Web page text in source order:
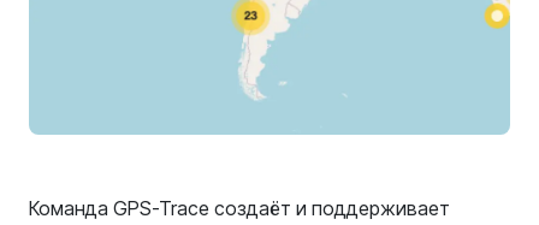
Команда GPS-Trace создаёт и поддерживает